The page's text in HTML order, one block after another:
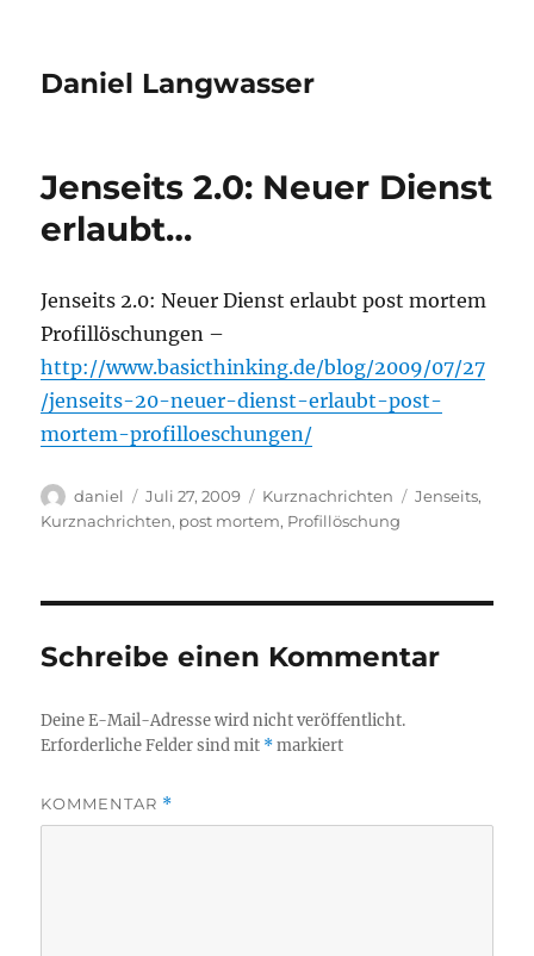
Daniel Langwasser
Jenseits 2.0: Neuer Dienst
erlaubt…
Jenseits 2.0: Neuer Dienst erlaubt post mortem
Profillöschungen –
http://www.basicthinking.de/blog/2009/07/27
/jenseits-20-neuer-dienst-erlaubt-post-
mortem-profilloeschungen/
Autor
daniel
Veröffentlicht
am
Juli 27, 2009 Kategorien
Kurznachrichten Schlagwörter
Jenseits,
Kurznachrichten, post mortem, Profillöschung
Schreibe einen Kommentar
Deine E-Mail-Adresse wird nicht veröffentlicht.
Erforderliche Felder sind mit *markiert
KOMMENTAR *